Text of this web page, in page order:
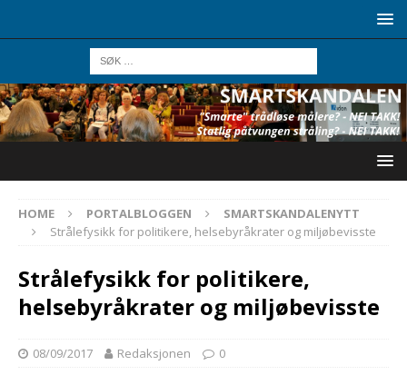
HOME PORTALBLOGGEN
SMARTSKANDALENYTT
Strålefysikk for politikere, helsebyråkrater og miljøbevisste
Strålefysikk for politikere,
helsebyråkrater og miljøbevisste
08/09/2017 Redaksjonen 0